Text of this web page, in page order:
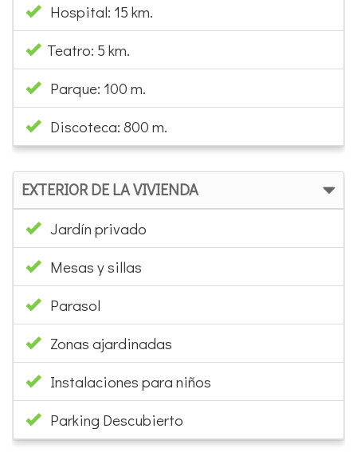
Hospital: 15 km.
Teatro: 5 km.
Parque: 100 m.
Discoteca: 800 m.
EXTERIOR DE LA VIVIENDA
Jardín privado
Mesas y sillas
Parasol
Zonas ajardinadas
Instalaciones para niños
Parking Descubierto